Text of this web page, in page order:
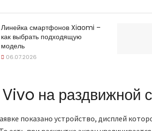
Линейка смартфонов Xiaomi –
как выбрать подходящую
модель
06.07.2026
Vivo на раздвижной
показано устройство, дисплей